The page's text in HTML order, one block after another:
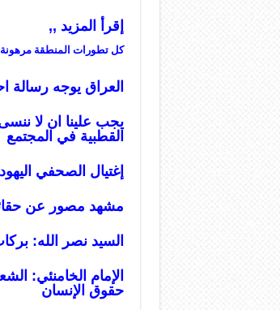
إقرأ المزيد ,,
كل تطورات المنطقة مرهونة
العراق يوجه رسالة
يجب علينا ان لا
القطبية في المجتمع
إغتيال الصحفي
مشهد مصور عن
السيد نصر الله:
الإمام الخامنئي:
حقوق الإنسان